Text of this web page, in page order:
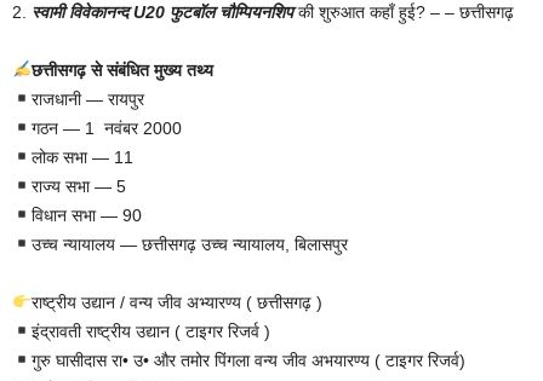
2. स्वामी विवेकानन्द U20 फुटबॉल चौम्पियनशिपकी शुरु‌आत कहाँ हुई? – – छत्तीसगढ़
छत्तीसगढ़ से संबंधित मुख्य तथ्य
राजधानी — रायपुर
गठन — 1 नवंबर 2000
लोक सभा — 11
राज्य सभा — 5
विधान सभा — 90
उच्च न्यायालय — छत्तीसगढ़ उच्च न्यायालय, बिलासपुर
राष्ट्रीय उद्यान / वन्य जीव अभ्यारण्य ( छत्तीसगढ़ )
इंद्रावती राष्ट्रीय उद्यान ( टाइगर रिजर्व )
गुरु घासीदास रा• उ• और तमोर पिंगला वन्य जीव अभयारण्य ( टाइगर रिजर्व)